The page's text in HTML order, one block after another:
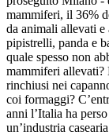
mammiferi, il 36%
da animali allevati
pipistrelli, panda e
quale spesso non
mammiferi allevati?
rinchiusi nei
coi formaggi?
anni l’Italia ha
un’industria